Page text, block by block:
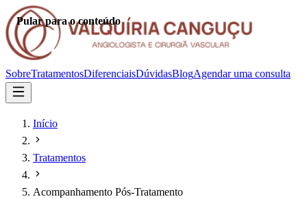
Pular para o conteúdo
SobreTratamentosDiferenciaisDúvidasBlogAgendar uma consulta
Início
Tratamentos
Acompanhamento Pós-Tratamento